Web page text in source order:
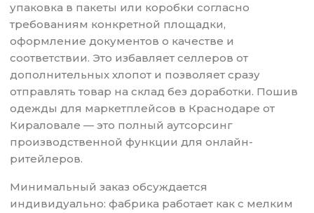
упаковка в пакеты или коробки согласно
требованиям конкретной площадки,
оформление документов о качестве и
соответствии. Это избавляет селлеров от
дополнительных хлопот и позволяет сразу
отправлять товар на склад без доработки. Пошив
одежды для маркетплейсов в Краснодаре от
Кираловале — это полный аутсорсинг
производственной функции для онлайн-
ритейлеров.
Минимальный заказ обсуждается
индивидуально: фабрика работает как с мелким